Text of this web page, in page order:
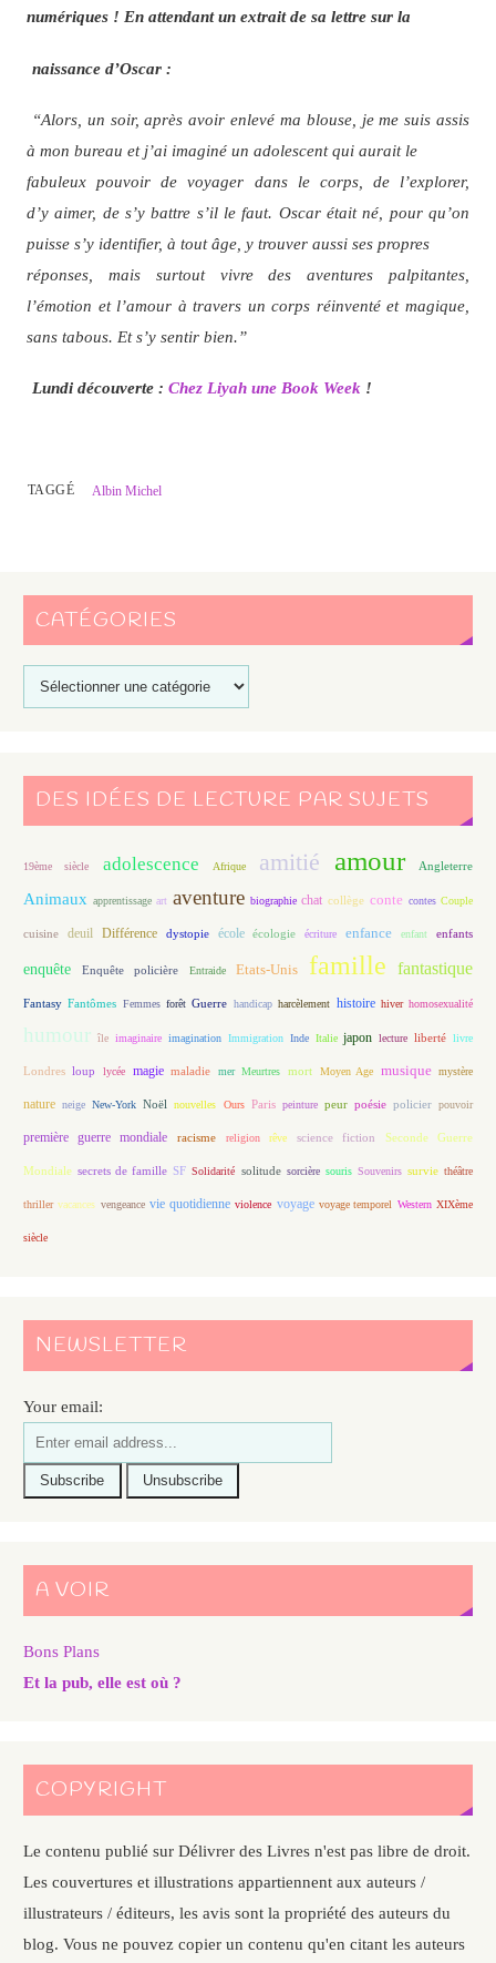
numériques ! En attendant un extrait de sa lettre sur la
naissance d’Oscar :
“Alors, un soir, après avoir enlevé ma blouse, je me suis assis
à mon bureau et j’ai imaginé un adolescent qui aurait le
fabuleux pouvoir de voyager dans le corps, de l’explorer,
d’y aimer, de s’y battre s’il le faut. Oscar était né, pour qu’on
puisse s’y identifier, à tout âge, y trouver aussi ses propres
réponses, mais surtout vivre des aventures palpitantes,
l’émotion et l’amour à travers un corps réinventé et magique,
sans tabous. Et s’y sentir bien.”
Lundi découverte : Chez Liyah une Book Week!
TAGGÉ Albin Michel
CATÉGORIES
DES IDÉES DE LECTURE PAR SUJETS
19ème siècle adolescence Afrique amitié amour Angleterre
Animaux apprentissage art aventure biographie chat collège conte contes Couple
cuisine deuil Différence dystopie école écologie écriture enfance enfant enfants
enquête Enquête policière Entraide Etats-Unis famille fantastique
Fantasy Fantômes Femmes forêt Guerre handicap harcèlement histoire hiver homosexualité
humour île imaginaire imagination Immigration Inde Italie japon lecture liberté livre
Londres loup lycée magie maladie mer Meurtres mort Moyen Age musique mystère
nature neige New-York Noël nouvelles Ours Paris peinture peur poésie policier pouvoir
première guerre mondiale racisme religion rêve science fiction Seconde Guerre
Mondiale secrets de famille SF Solidarité solitude sorcière souris Souvenirs survie théâtre
thriller vacances vengeance vie quotidienne violence voyage voyage temporel Western XIXème
siècle
NEWSLETTER
Your email:
A VOIR
Bons Plans
Et la pub, elle est où ?
COPYRIGHT
Le contenu publié sur Délivrer des Livres n'est pas libre de droit.
Les couvertures et illustrations appartiennent aux auteurs /
illustrateurs / éditeurs, les avis sont la propriété des auteurs du
blog. Vous ne pouvez copier un contenu qu'en citant les auteurs